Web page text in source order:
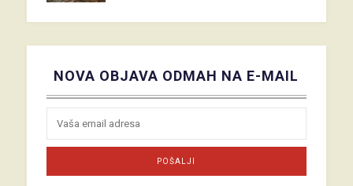
NOVA OBJAVA ODMAH NA E-MAIL